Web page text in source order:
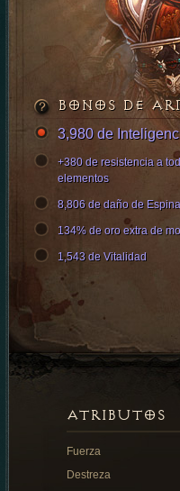
BONOS DE
3,980 de
+380 de resistencia a
elementos
8,806 de daño de
134% de oro extra de
1,543 de Vitalidad
ATRIBUTOS
Fuerza
Destreza